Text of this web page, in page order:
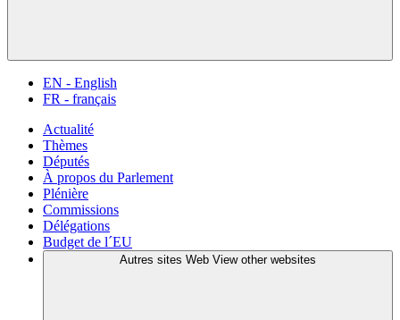
EN - English
FR - français
Actualité
Thèmes
Députés
À propos du Parlement
Plénière
Commissions
Délégations
Budget de l´EU
Autres sites Web View other websites